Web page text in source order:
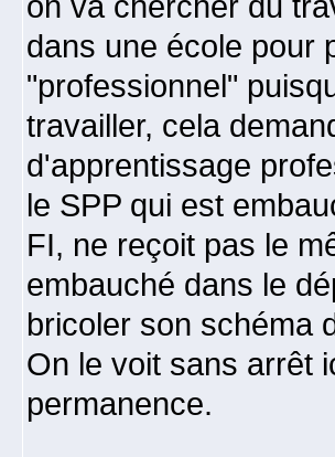
dans une école pour
"professionnel"
travailler, cela
d'apprentissage
le SPP qui est
FI, ne reçoit pas le
embauché dans le
bricoler son schéma
On le voit sans arrêt
permanence.